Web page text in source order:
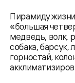
Пирамиду
«большая
медведь, волк,
собака, барсук,
горностай,